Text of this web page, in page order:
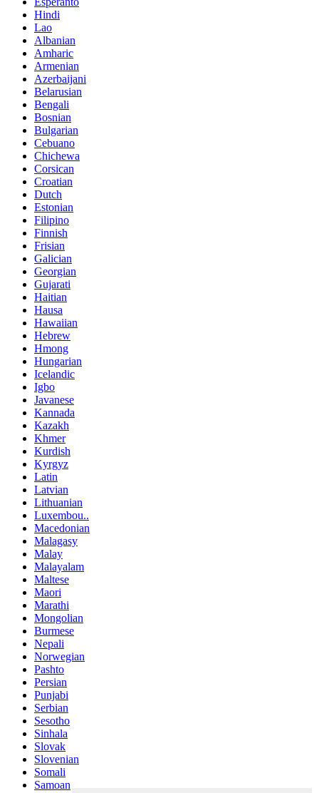
Hindi
Lao
Albanian
Amharic
Armenian
Azerbaijani
Belarusian
Bengali
Bosnian
Bulgarian
Cebuano
Chichewa
Corsican
Croatian
Dutch
Estonian
Filipino
Finnish
Frisian
Galician
Georgian
Gujarati
Haitian
Hausa
Hawaiian
Hebrew
Hmong
Hungarian
Icelandic
Igbo
Javanese
Kannada
Kazakh
Khmer
Kurdish
Kyrgyz
Latin
Latvian
Lithuanian
Luxembou..
Macedonian
Malagasy
Malay
Malayalam
Maltese
Maori
Marathi
Mongolian
Burmese
Nepali
Norwegian
Pashto
Persian
Punjabi
Serbian
Sesotho
Sinhala
Slovak
Slovenian
Somali
Samoan